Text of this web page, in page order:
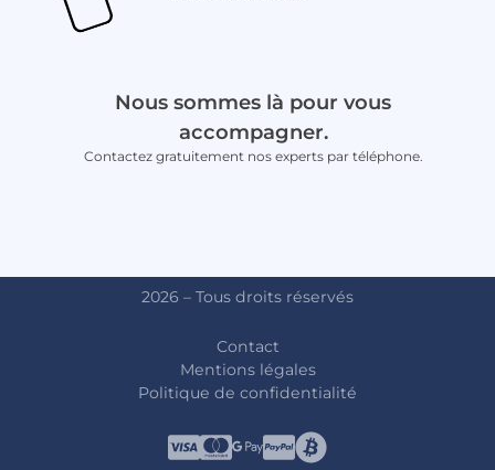
Nous sommes là pour vous
accompagner.
Contactez gratuitement nos experts par téléphone.
2026 – Tous droits réservés
Contact
Mentions légales
Politique de confidentialité